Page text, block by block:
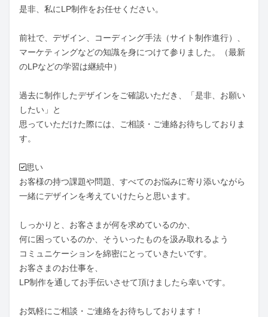
是非、私にLP制作をお任せください。
前社で、デザイン、コーディング手法（サイト制作進行）、
マーケティングなどの知識を身につけて参りました。（最新
のLPなどの学習は継続中）
過去に制作したデザインをご確認いただき、「是非、お願い
したい」と
思っていただけた際には、ご相談・ご連絡お待ちしておりま
す。
✅思い
お客様の持つ課題や問題、すべてのお悩みに寄り添いながら
一緒にデザインを考えていけたらと思います。
しっかりと、お客さまが何を求めているのか、
何に困っているのか、そういったものを汲み取れるよう
コミュニケーションを綿密にとっていきたいです。
お客さまのお仕事を、
LP制作を通してお手伝いさせて頂けましたら幸いです。
お気軽にご相談・ご連絡をお待ちしております！